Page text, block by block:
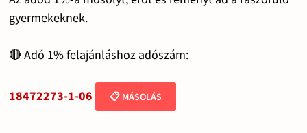
gyermekeknek.
🔴 Adó 1% felajánláshoz adószám:
18472273-1-06 📋 MÁSOLÁS